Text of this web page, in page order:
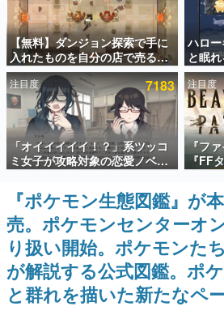
ゲームの企画書
名作ゲームクリエイターの方
聞きし、ヒットする企画（ゲ
きます。
赫本
この物語を解いてはいけない
の形をした短編ホラー小説集
新世代に訊く
これからのデジタルゲーム市
の姿を追い、彼らのルーツと
ゲーム世代の作家たち
ゲームに多大な影響を受けた
日本のコンテンツ産業やカル
画です。
日本モバイルゲーム産業
日本のモバイルゲーム史にお
ルを網羅するほか、開発者へ
解説を掲載。約20年の歴史が
【無料】ダンジョン探索で手に
入れたものを自分の店で売るゲ
ーム『Moonlighter』がSteam
にて無料配布中！続編
『Moonlighter 2』の9月2日正
式リリースを記念したキャンペ
ーン
ハロ
と眠
『ゆ
ごと
ムも
注目度 7183
「オイイイイイ！？」系ツッコ
ミ女子が攻略対象の恋愛ノベル
ゲーム『美術部カノジョ』
Steamストアページが公開。
「お前らーそろそろ自重しろ
ー？＾＾」暗黒微笑の夢女子
や、萌え声不思議ちゃん女子と
青春を謳歌
注目度
『フ
『FF
けた
Path
PC（
『ポケモン生態図鑑』が
売。ポケモンセンターオ
り扱い開始。ポケモンた
が解説する公式図鑑。ポ
と群れを描いた新たなペ